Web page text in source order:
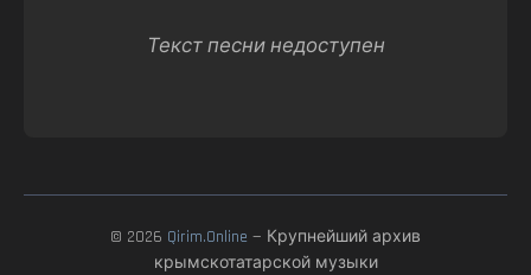
Текст песни недоступен
© 2026 Qirim.Online — Крупнейший архив
крымскотатарской музыки